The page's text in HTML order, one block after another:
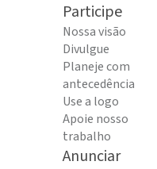
Participe
Nossa visão
Divulgue
Planeje com
antecedência
Use a logo
Apoie nosso
trabalho
Anunciar